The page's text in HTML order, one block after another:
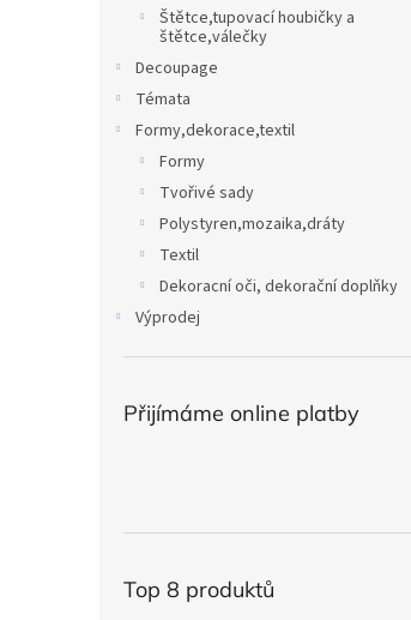
Štětce,tupovací houbičky a
štětce,válečky
Decoupage
Témata
Formy,dekorace,textil
Formy
Tvořivé sady
Polystyren,mozaika,dráty
Textil
Dekoracní oči, dekorační doplňky
Výprodej
Přijímáme online platby
Top 8 produktů